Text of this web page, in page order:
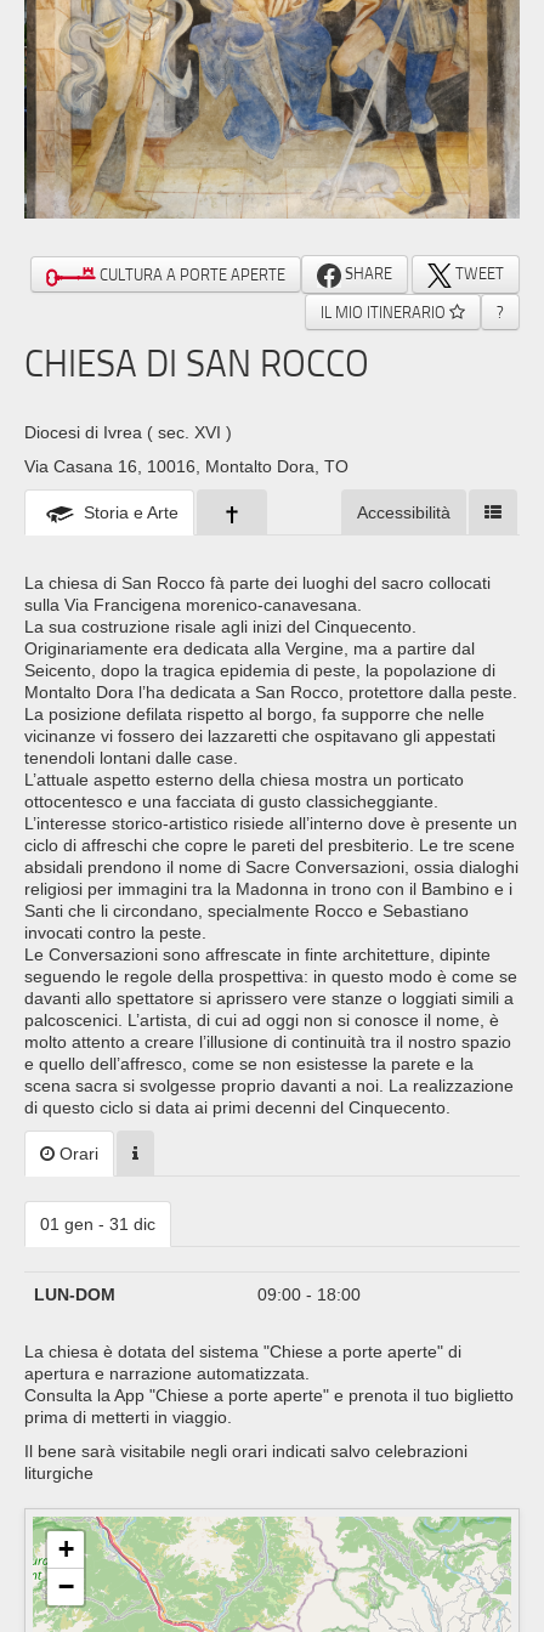
CULTURA A PORTE APERTE SHARE
TWEET
IL MIO ITINERARIO
?
CHIESA DI SAN ROCCO
Diocesi di Ivrea ( sec. XVI )
Via Casana 16, 10016, Montalto Dora, TO
Storia e Arte Accessibilità
La chiesa di San Rocco fà parte dei luoghi del sacro collocati
sulla Via Francigena morenico-canavesana.
La sua costruzione risale agli inizi del Cinquecento.
Originariamente era dedicata alla Vergine, ma a partire dal
Seicento, dopo la tragica epidemia di peste, la popolazione di
Montalto Dora l’ha dedicata a San Rocco, protettore dalla peste.
La posizione defilata rispetto al borgo, fa supporre che nelle
vicinanze vi fossero dei lazzaretti che ospitavano gli appestati
tenendoli lontani dalle case.
L’attuale aspetto esterno della chiesa mostra un porticato
ottocentesco e una facciata di gusto classicheggiante.
L’interesse storico-artistico risiede all’interno dove è presente un
ciclo di affreschi che copre le pareti del presbiterio. Le tre scene
absidali prendono il nome di Sacre Conversazioni, ossia dialoghi
religiosi per immagini tra la Madonna in trono con il Bambino e i
Santi che li circondano, specialmente Rocco e Sebastiano
invocati contro la peste.
Le Conversazioni sono affrescate in finte architetture, dipinte
seguendo le regole della prospettiva: in questo modo è come se
davanti allo spettatore si aprissero vere stanze o loggiati simili a
palcoscenici. L’artista, di cui ad oggi non si conosce il nome, è
molto attento a creare l’illusione di continuità tra il nostro spazio
e quello dell’affresco, come se non esistesse la parete e la
scena sacra si svolgesse proprio davanti a noi. La realizzazione
di questo ciclo si data ai primi decenni del Cinquecento.
Orari
01 gen - 31 dic
LUN-DOM 09:00 - 18:00
La chiesa è dotata del sistema "Chiese a porte aperte" di
apertura e narrazione automatizzata.
Consulta la App "Chiese a porte aperte" e prenota il tuo biglietto
prima di metterti in viaggio.
Il bene sarà visitabile negli orari indicati salvo celebrazioni
liturgiche
+
−